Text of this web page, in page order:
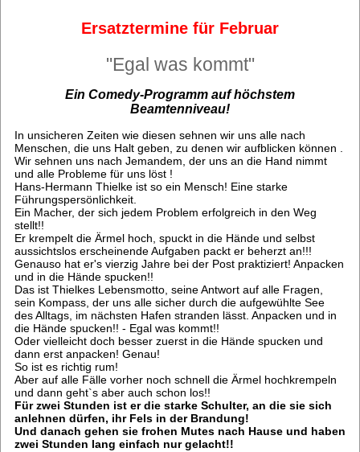
Ersatztermine für Februar
"Egal was kommt"
Ein Comedy-Programm auf höchstem
Beamtenniveau!
In unsicheren Zeiten wie diesen sehnen wir uns alle nach
Menschen, die uns Halt geben, zu denen wir aufblicken können .
Wir sehnen uns nach Jemandem, der uns an die Hand nimmt
und alle Probleme für uns löst !
Hans-Hermann Thielke ist so ein Mensch! Eine starke
Führungspersönlichkeit.
Ein Macher, der sich jedem Problem erfolgreich in den Weg
stellt!!
Er krempelt die Ärmel hoch, spuckt in die Hände und selbst
aussichtslos erscheinende Aufgaben packt er beherzt an!!!
Genauso hat er's vierzig Jahre bei der Post praktiziert! Anpacken
und in die Hände spucken!!
Das ist Thielkes Lebensmotto, seine Antwort auf alle Fragen,
sein Kompass, der uns alle sicher durch die aufgewühlte See
des Alltags, im nächsten Hafen stranden lässt. Anpacken und in
die Hände spucken!! - Egal was kommt!!
Oder vielleicht doch besser zuerst in die Hände spucken und
dann erst anpacken! Genau!
So ist es richtig rum!
Aber auf alle Fälle vorher noch schnell die Ärmel hochkrempeln
und dann geht`s aber auch schon los!!
Für zwei Stunden ist er die starke Schulter, an die sie sich
anlehnen dürfen, ihr Fels in der Brandung!
Und danach gehen sie frohen Mutes nach Hause und haben
zwei Stunden lang einfach nur gelacht!!